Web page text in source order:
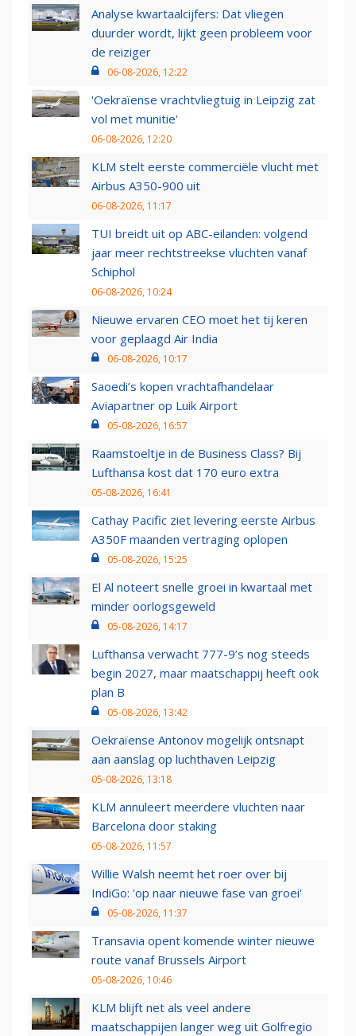
Analyse kwartaalcijfers: Dat vliegen
duurder wordt, lijkt geen probleem voor
de reiziger
06-08-2026, 12:22
'Oekraïense vrachtvliegtuig in Leipzig zat
vol met munitie'
06-08-2026, 12:20
KLM stelt eerste commerciële vlucht met
Airbus A350-900 uit
06-08-2026, 11:17
TUI breidt uit op ABC-eilanden: volgend
jaar meer rechtstreekse vluchten vanaf
Schiphol
06-08-2026, 10:24
Nieuwe ervaren CEO moet het tij keren
voor geplaagd Air India
06-08-2026, 10:17
Saoedi’s kopen vrachtafhandelaar
Aviapartner op Luik Airport
05-08-2026, 16:57
Raamstoeltje in de Business Class? Bij
Lufthansa kost dat 170 euro extra
05-08-2026, 16:41
Cathay Pacific ziet levering eerste Airbus
A350F maanden vertraging oplopen
05-08-2026, 15:25
El Al noteert snelle groei in kwartaal met
minder oorlogsgeweld
05-08-2026, 14:17
Lufthansa verwacht 777-9’s nog steeds
begin 2027, maar maatschappij heeft ook
plan B
05-08-2026, 13:42
Oekraïense Antonov mogelijk ontsnapt
aan aanslag op luchthaven Leipzig
05-08-2026, 13:18
KLM annuleert meerdere vluchten naar
Barcelona door staking
05-08-2026, 11:57
Willie Walsh neemt het roer over bij
IndiGo: 'op naar nieuwe fase van groei'
05-08-2026, 11:37
Transavia opent komende winter nieuwe
route vanaf Brussels Airport
05-08-2026, 10:46
KLM blijft net als veel andere
maatschappijen langer weg uit Golfregio